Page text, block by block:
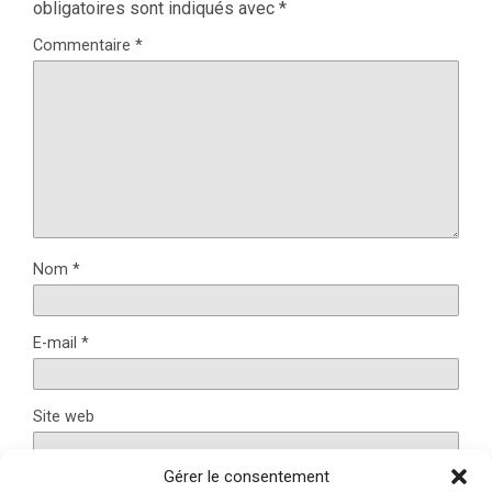
Gérer le consentement
obligatoires sont indiqués avec *
Commentaire *
Nom *
E-mail *
Site web